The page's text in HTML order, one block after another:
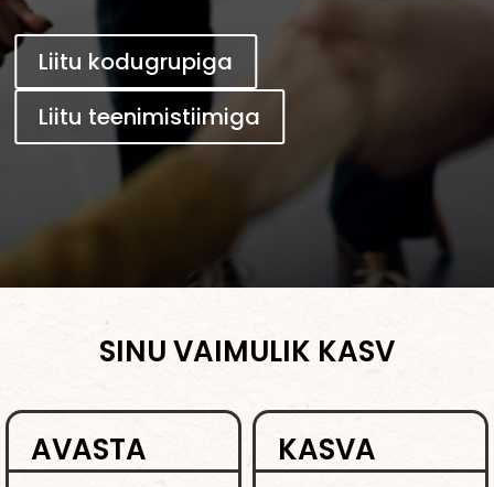
Liitu kodugrupiga
Liitu teenimistiimiga
SINU VAIMULIK KASV
AVASTA KASVA